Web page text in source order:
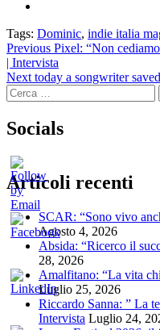
Tags: Dominic, indie italia
Continue
Reading
Previous Pixel: “Non
| Intervista
Nexttoday a songwriter
Ricerca
per:
Socials
Articoli recenti
SCAR: “Sono vivo
Agosto 4, 2026
Absida: “Ricerco il
28, 2026
Amalfitano: “La vita
Luglio 25, 2026
Riccardo Sanna: ” La
Intervista Luglio 24,